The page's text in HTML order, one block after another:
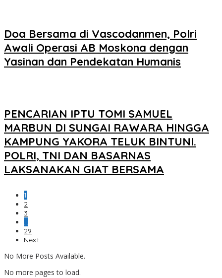
Doa Bersama di Vascodanmen, Polri
Awali Operasi AB Moskona dengan
Yasinan dan Pendekatan Humanis
PENCARIAN IPTU TOMI SAMUEL
MARBUN DI SUNGAI RAWARA HINGGA
KAMPUNG YAKORA TELUK BINTUNI.
POLRI, TNI DAN BASARNAS
LAKSANAKAN GIAT BERSAMA
1
2
3
…
29
Next
No More Posts Available.
No more pages to load.